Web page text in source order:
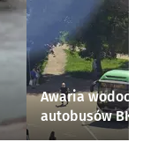
Awaria
autobusów